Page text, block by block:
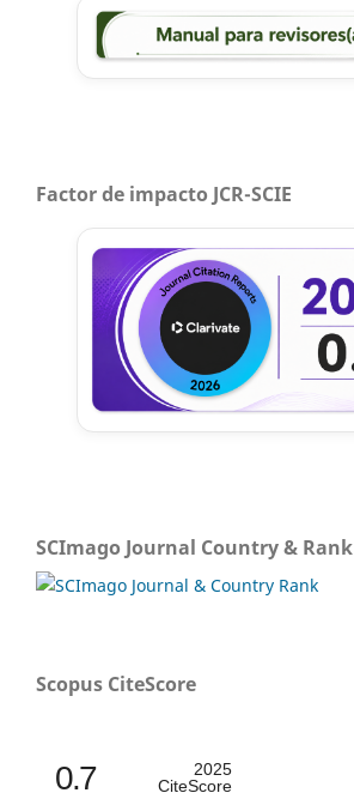
Factor de impacto JCR-SCIE
SCImago Journal Country & Rank
Scopus CiteScore
0.7
2025
CiteScore